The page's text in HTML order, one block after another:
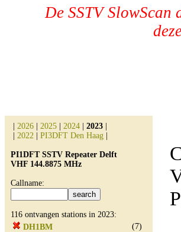
De SSTV
2026 2025 2024 2023
2022 PI3DFT Den Haag
PI1DFT SSTV Repeater Delft
VHF 144.8875 MHz
Callname:
116 ontvangen stations in 2023:
DH1BM
(7)